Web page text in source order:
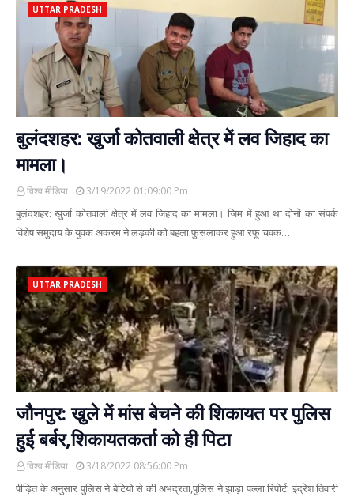
UTTAR PRADESH
बुलंदशहर: खुर्जा कोतवाली क्षेत्र में लव जिहाद का
मामला।
विश्व मीडिया 3/19/2022 01:09:00 Pm
बुलंदशहर: खुर्जा कोतवाली क्षेत्र में लव जिहाद का मामला। जिम में हुआ था दोनों का संपर्क
विशेष समुदाय के युवक अकरम ने लड़की को बहला फुसलाकर हुआ रफू चक्क…
UTTAR PRADESH
जौनपुर: खुले में मांस बेचने की शिकायत पर पुलिस
हुई बर्बर,शिकायतकर्ता को ही पिटा
विश्व मीडिया 3/18/2022 08:56:00 Pm
पीड़ित के अनुसार पुलिस ने बेटियो से की अभद्रता,पुलिस ने झाड़ा पल्ला रिपोर्ट: इंद्रेश तिवारी